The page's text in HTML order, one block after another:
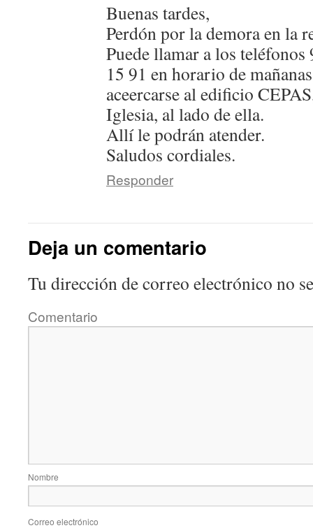
Buenas tardes,
Perdón por la demora en la
Puede llamar a los
15 91 en horario de
aceercarse al edificio
Iglesia, al lado de ella.
Allí le podrán atender.
Saludos cordiales.
Responder
Deja un comentario
Tu dirección de correo electrónico no
Comentario
Nombre
Correo electrónico